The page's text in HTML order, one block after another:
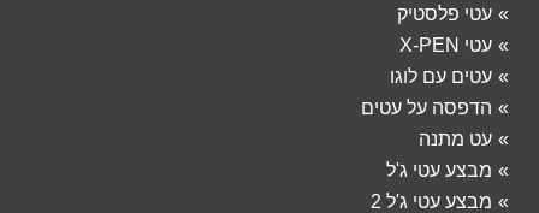
עטי פלסטיק
עטי X-PEN
עטים עם לוגו
הדפסה על עטים
עט מתנה
מבצע עטי ג'ל
מבצע עטי ג'ל 2